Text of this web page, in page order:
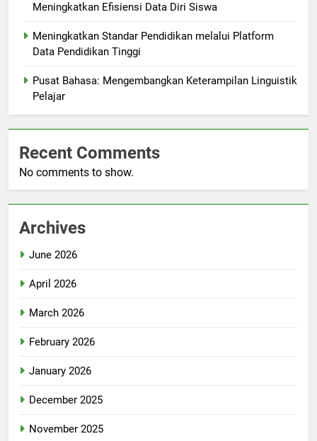
Meningkatkan Efisiensi Data Diri Siswa
Meningkatkan Standar Pendidikan melalui Platform
Data Pendidikan Tinggi
Pusat Bahasa: Mengembangkan Keterampilan Linguistik
Pelajar
Recent Comments
No comments to show.
Archives
June 2026
April 2026
March 2026
February 2026
January 2026
December 2025
November 2025